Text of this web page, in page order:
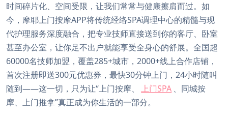
时间碎片化、空间受限，让我们常常与健康擦肩而过。如
今，摩耶上门按摩APP将传统经络SPA调理中心的精髓与现
代护理服务深度融合，把专业技师直接送到你的客厅、卧室
甚至办公室，让你足不出户就能享受全身心的舒展。全国超
60000名技师加盟，覆盖285+城市，2000+线上合作店铺，
首次注册即送300元优惠券，最快30分钟上门，24小时随叫
随到——这一切，只为让“上门按摩、
上门SPA 、同城按
摩、上门推拿”真正成为你生活的一部分。